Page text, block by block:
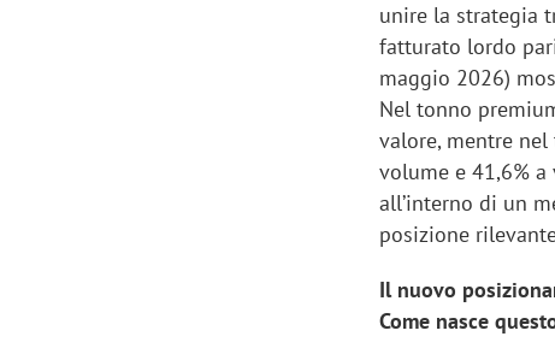
unire la strategia
fatturato lordo
maggio 2026)
Nel tonno
valore, mentre
volume e 41,6%
all’interno di un
posizione
Il nuovo
Come nasce